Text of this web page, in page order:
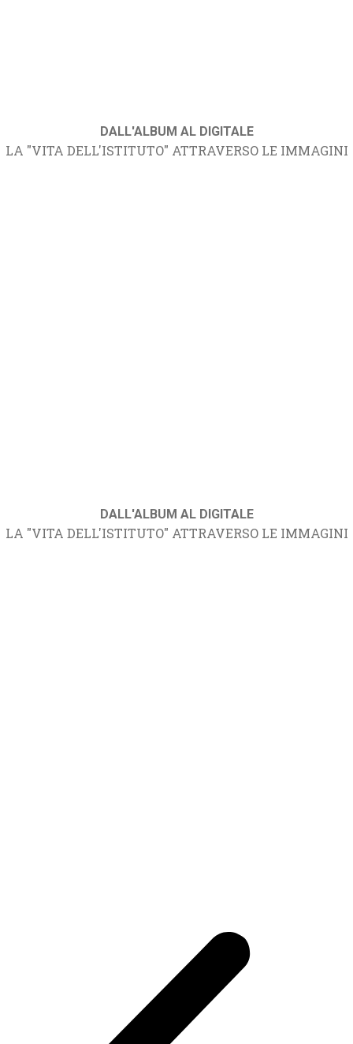
DALL'ALBUM AL DIGITALE
LA "VITA DELL'ISTITUTO" ATTRAVERSO LE IMMAGINI
DALL'ALBUM AL DIGITALE
LA "VITA DELL'ISTITUTO" ATTRAVERSO LE IMMAGINI